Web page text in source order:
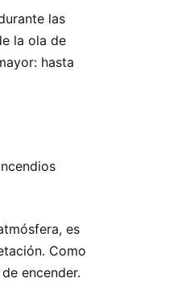
las
la ola de
hasta
es
Como
encender.